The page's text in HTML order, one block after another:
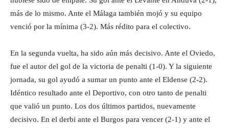
más de lo mismo. Ante el Málaga también mojó y su equipo
venció por la mínima (3-2). Más rédito para el colectivo.
En la segunda vuelta, ha sido aún más decisivo. Ante el Oviedo,
fue el autor del gol de la victoria de penalti (1-0). Y la siguiente
jornada, su gol ayudó a sumar un punto ante el Eldense (2-2).
Idéntico resultado ante el Deportivo, con otro tanto de penalti
que valió un punto. Los dos últimos partidos, nuevamente
decisivo. En el derbi ante el Burgos para vencer (2-1) y ante el